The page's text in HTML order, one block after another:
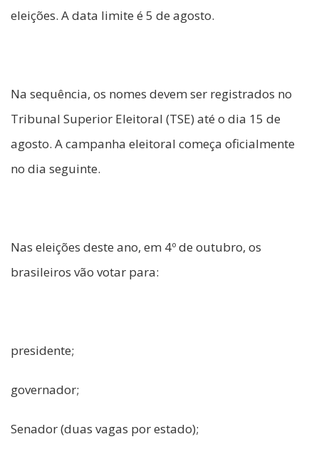
eleições. A data limite é 5 de agosto.
Na sequência, os nomes devem ser registrados no
Tribunal Superior Eleitoral (TSE) até o dia 15 de
agosto. A campanha eleitoral começa oficialmente
no dia seguinte.
Nas eleições deste ano, em 4º de outubro, os
brasileiros vão votar para:
presidente;
governador;
Senador (duas vagas por estado);